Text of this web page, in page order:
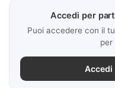
Accedi per
Puoi accedere con il
per
Accedi